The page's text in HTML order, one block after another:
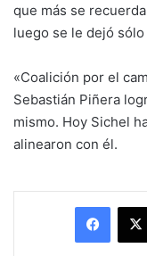
que más se
luego se le dejó sólo
«Coalición por el
Sebastián Piñera
mismo. Hoy Sichel
alinearon con él.